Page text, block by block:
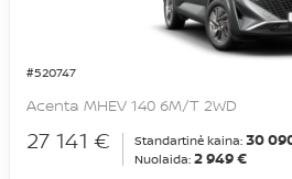
#520747
Acenta MHEV 140 6M/T 2WD
27 141 € Standartinė kaina: 30
Nuolaida: 2 949 €